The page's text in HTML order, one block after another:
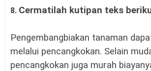
8. Cermatilah kutipan teks
Pengembangbiakan tanaman
melalui pencangkokan. Selain
pencangkokan juga murah